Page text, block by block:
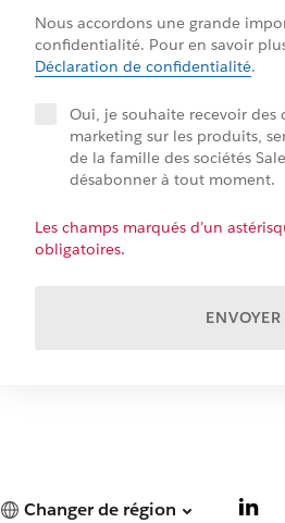
Nous accordons une grande
confidentialité. Pour en savoir
Déclaration de confidentialité.
Oui, je souhaite recevoir des
marketing sur les produits,
de la famille des sociétés
désabonner à tout moment.
Les champs marqués d’un
obligatoires.
ENVOYER
Changer de région